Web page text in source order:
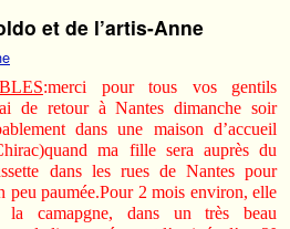
et de l’artis-Anne
:merci pour tous vos gentils
de retour à Nantes dimanche soir
dans une maison d’accueil
ma fille sera auprès du
dans les rues de Nantes pour
peu paumée.Pour 2 mois environ, elle
camapgne, dans un très beau